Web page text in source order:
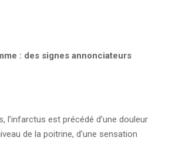
: des signes annonciateurs
l’infarctus est précédé d’une douleur
de la poitrine, d’une sensation